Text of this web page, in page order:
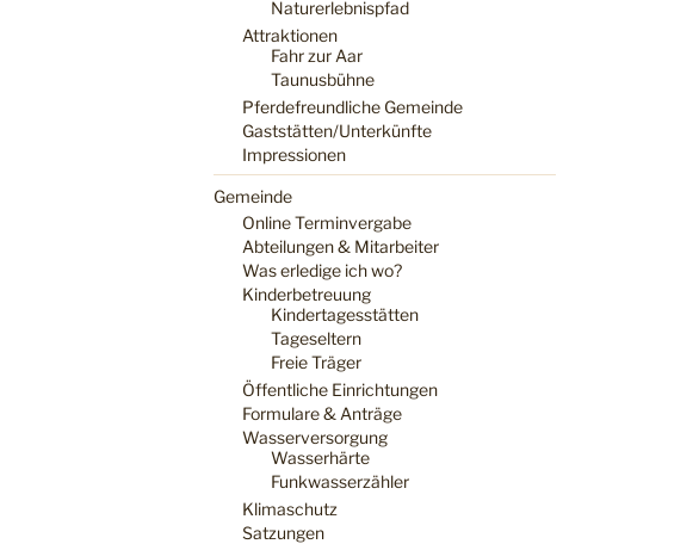
Naturerlebnispfad
Attraktionen
Fahr zur Aar
Taunusbühne
Pferdefreundliche Gemeinde
Gaststätten/Unterkünfte
Impressionen
Gemeinde
Online Terminvergabe
Abteilungen & Mitarbeiter
Was erledige ich wo?
Kinderbetreuung
Kindertagesstätten
Tageseltern
Freie Träger
Öffentliche Einrichtungen
Formulare & Anträge
Wasserversorgung
Wasserhärte
Funkwasserzähler
Klimaschutz
Satzungen